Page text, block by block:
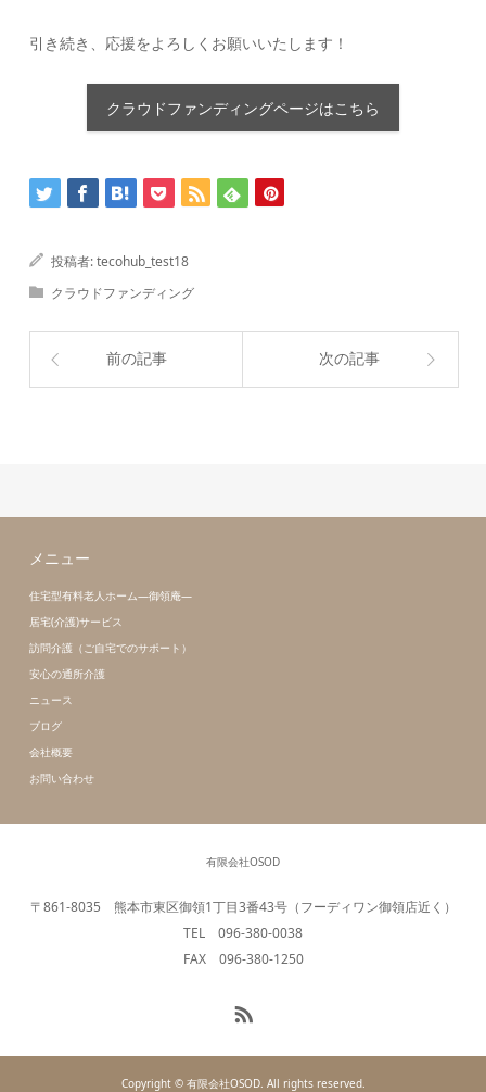
引き続き、応援をよろしくお願いいたします！
クラウドファンディングページはこちら
投稿者:tecohub_test18
クラウドファンディング
前の記事 次の記事
メニュー
住宅型有料老人ホーム―御領庵―
居宅(介護)サービス
訪問介護（ご自宅でのサポート）
安心の通所介護
ニュース
ブログ
会社概要
お問い合わせ
有限会社OSOD
〒861-8035 熊本市東区御領1丁目3番43号（フーディワン御領店近く）
TEL 096-380-0038
FAX 096-380-1250
Copyright © 有限会社OSOD. All rights reserved.